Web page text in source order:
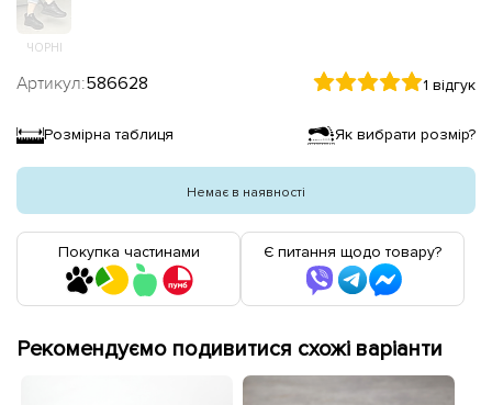
ЧОРНІ
Артикул:586628 1 відгук
Розмірна таблиця Як вибрати розмір?
Немає в наявності
Покупка частинами Є питання щодо товару?
Рекомендуємо подивитися схожі варіанти